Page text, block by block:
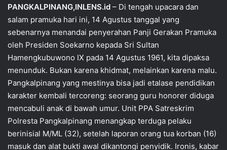
‎PANGKALPINANG,INLENS.id – Di tengah upacara dan
salam pramuka hari ini, 14 Agustus tanggal yang
sebenarnya menandai penyerahan Panji Gerakan Pramuka
oleh Presiden Soekarno kepada Sri Sultan
Hamengkubuwono IX pada 14 Agustus 1961, kita dipaksa
menunduk. Bukan karena khidmat, melainkan karena malu.
Pangkalpinang yang mestinya bisa jadi etalase pendidikan
karakter kembali tercoreng: seorang guru honorer diduga
mencabuli anak di bawah umur. Unit PPA Satreskrim
Polresta Pangkalpinang menangkap terduga pelaku
berinisial M/ML (32), setelah laporan orang tua korban (16)
masuk dan alat bukti awal dikantongi penyidik. Ironis, kabar